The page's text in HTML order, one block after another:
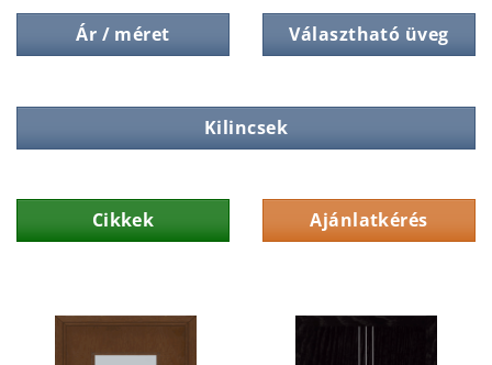
Ár / méret Választható üveg
Kilincsek
Cikkek Ajánlatkérés